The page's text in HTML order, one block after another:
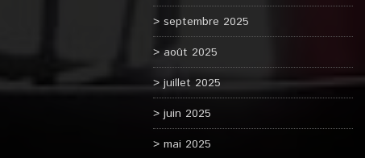
septembre 2025
août 2025
juillet 2025
juin 2025
mai 2025